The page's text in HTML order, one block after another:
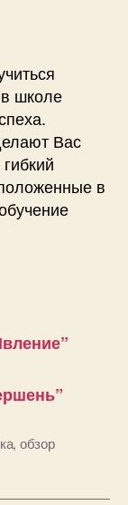
в школе
Вас
в
, обзор